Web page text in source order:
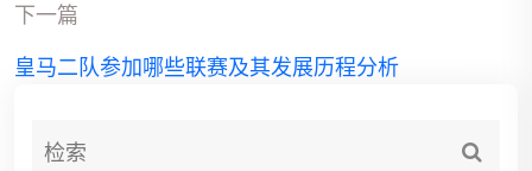
下一篇
皇马二队参加哪些联赛及其发展历程分析